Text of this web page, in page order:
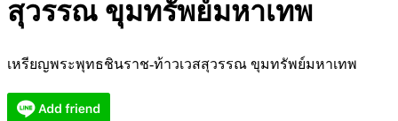
สุวรรณ ขุมทรัพย์มหาเทพ
เหรียญพระพุทธชินราช-ท้าวเวสสุวรรณ ขุมทรัพย์มหาเทพ